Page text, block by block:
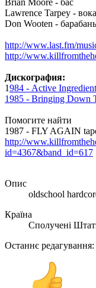
Brian Moore - бас
Lawrence Tarpey -
Don Wooten -
http://www.last.fm/
http://
Дискография:
1984 - Active
1985 - Bringing Down
Помогите найти
1987 - FLY AGAIN
http://
id=4367&band_id=617
Опис
oldschool
Країна
Сполучені
Останнє редагування: